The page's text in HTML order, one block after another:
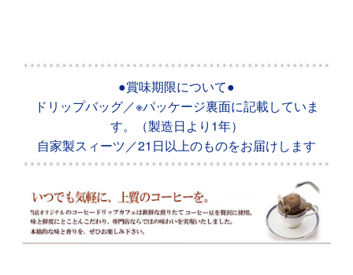
●賞味期限について●
ドリップバッグ／※パッケージ裏面に記載していま
す。（製造日より1年）
自家製スィーツ／21日以上のものをお届けします